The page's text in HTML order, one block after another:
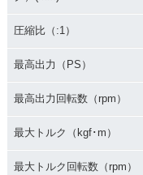
圧縮比（:1）
最高出力（PS）
最高出力回転数（rpm）
最大トルク（kgf･m）
最大トルク回転数（rpm）